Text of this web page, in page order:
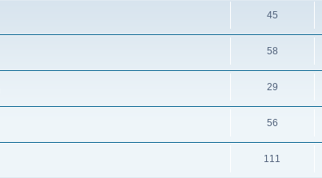
45
58
29
56
111